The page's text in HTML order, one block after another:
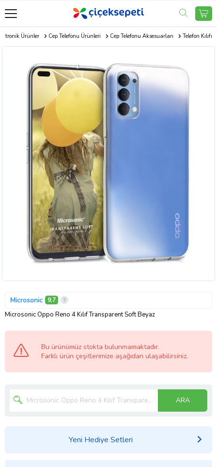
Ürünler Cep Telefonu Ürünleri Cep Telefonu Aksesuarları Telefon Kılıfı
Microsonic 9,7
Microsonic Oppo Reno 4 Kılıf Transparent Soft Beyaz
Bu ürünümüz stokta bulunmamaktadır.
Farklı ürün çeşitlerimize aşağıdan ulaşabilirsiniz.
ARA
Yeni Hediye Setleri